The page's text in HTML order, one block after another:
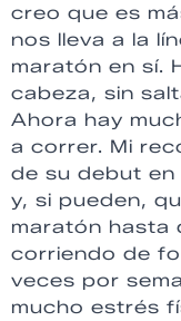
creo que es
nos lleva a la
maratón en sí.
cabeza, sin
Ahora hay
a correr. Mi
de su debut en
y, si pueden,
maratón hasta
corriendo de
veces por
mucho estrés